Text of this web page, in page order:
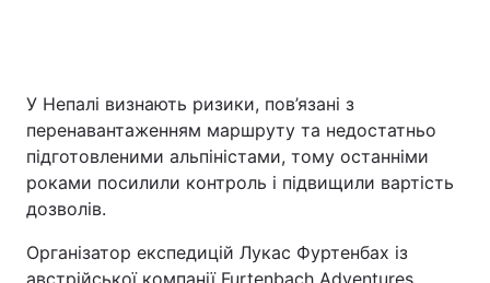
У Непалі визнають ризики, пов’язані з
перенавантаженням маршруту та недостатньо
підготовленими альпіністами, тому останніми
роками посилили контроль і підвищили вартість
дозволів.
Організатор експедицій Лукас Фуртенбах із
австрійської компанії Furtenbach Adventures